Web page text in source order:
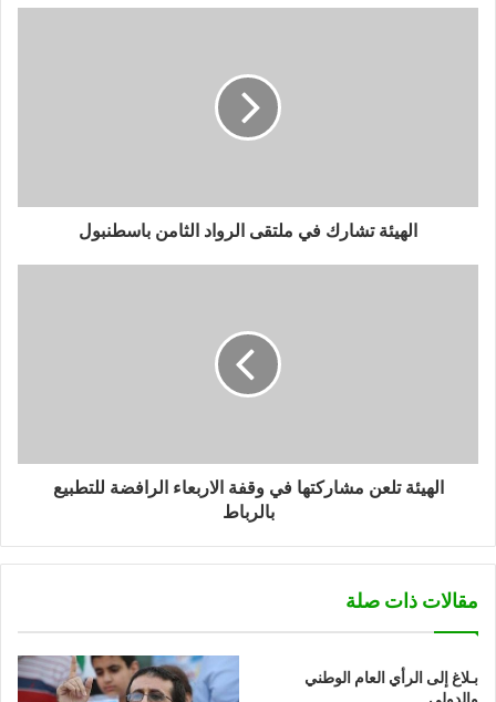
الهيئة تشارك في ملتقى الرواد الثامن باسطنبول
الهيئة تلعن مشاركتها في وقفة الاربعاء الرافضة للتطبيع
بالرباط
مقالات ذات صلة
بـلاغ إلى الرأي العام الوطني